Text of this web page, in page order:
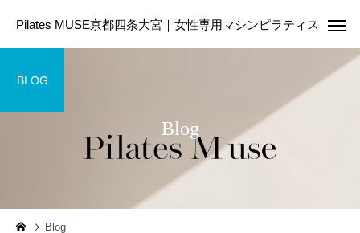
Pilates MUSE京都四条大宮｜女性専用マシンピラティス
Online Pilates
Blog
BLOG
Blog